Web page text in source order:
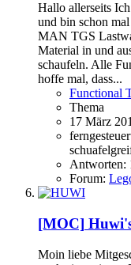
Hallo allerseits
und bin schon
MAN TGS
Material in und
schaufeln. Alle
hoffe mal, dass...
Functional
Thema
17 März
Antworten:
Forum:
[MOC]
Moin liebe